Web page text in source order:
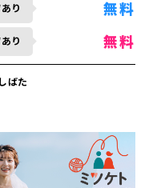
り 無料
り 無料
ばた